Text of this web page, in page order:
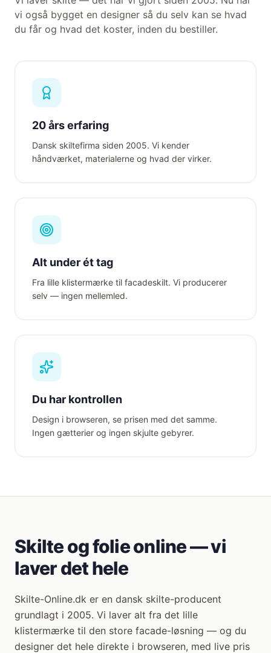
vi også bygget en designer så du selv kan se hvad
du får og hvad det koster, inden du bestiller.
20 års erfaring
Dansk skiltefirma siden 2005. Vi kender
håndværket, materialerne og hvad der virker.
Alt under ét tag
Fra lille klistermærke til facadeskilt. Vi producerer
selv — ingen mellemled.
Du har kontrollen
Design i browseren, se prisen med det samme.
Ingen gætterier og ingen skjulte gebyrer.
Skilte og folie online — vi
laver det hele
Skilte-Online.dk er en dansk skilte-producent
grundlagt i 2005. Vi laver alt fra det lille
klistermærke til den store facade-løsning — og du
designer det hele direkte i browseren, med live pris